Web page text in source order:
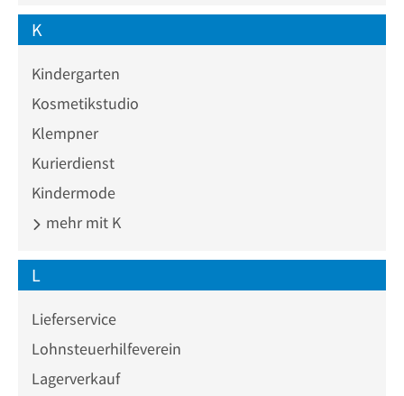
K
Kindergarten
Kosmetikstudio
Klempner
Kurierdienst
Kindermode
mehr mit K
L
Lieferservice
Lohnsteuerhilfeverein
Lagerverkauf